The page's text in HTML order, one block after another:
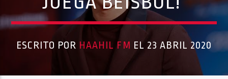
PROGRAMA ACTUAL
ESCRITO POR HAAHIL FM EL 23 ABRIL 2020